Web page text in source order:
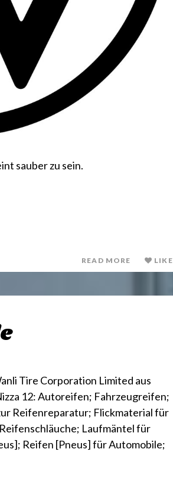
sauber zu sein.
READ MORE LIKE
Tire Corporation Limited aus
12: Autoreifen; Fahrzeugreifen;
Reifenreparatur; Flickmaterial für
Laufmäntel für
Reifen [Pneus] für Automobile;